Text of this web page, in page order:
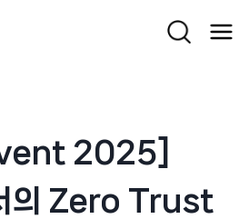
2025]
의 Zero Trust